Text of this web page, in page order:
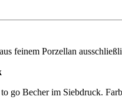
feinem Porzellan
go Becher im Siebdruck.